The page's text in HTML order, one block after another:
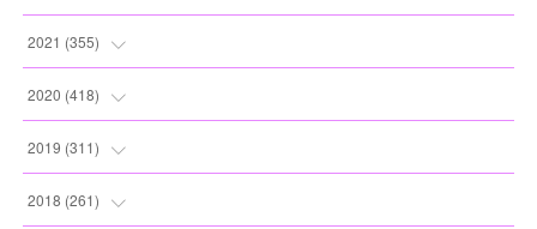
(13
(10
(13
(10
(11
(13
(17
(16
(21
(21
2021 (355)
(19
(12
(16
2020 (418)
(44
(59
2019 (311)
(25
2018 (261)